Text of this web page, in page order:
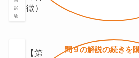
試
験
徴）
【第
問９の解説の続きを